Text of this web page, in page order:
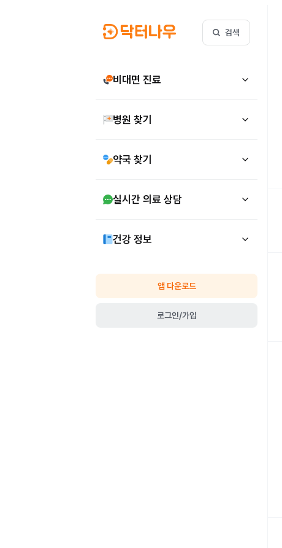
검색
비대면 진료
병원 찾기
약국 찾기
실시간 의료 상담
건강 정보
앱 다운로드
로그인/가입